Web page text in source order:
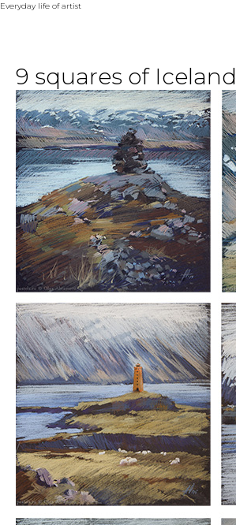
Everyday life of artist
9 squares of Iceland